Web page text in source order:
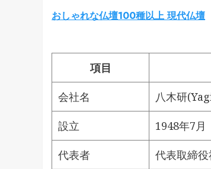
おしゃれな仏壇100種以上 現代仏壇
項目
会社名 八木研
設立 1948年7月
代表者 代表取締